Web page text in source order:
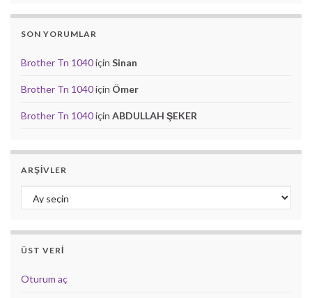
SON YORUMLAR
Brother Tn 1040için Sinan
Brother Tn 1040için Ömer
Brother Tn 1040için ABDULLAH ŞEKER
ARŞIVLER
Arşivler
ÜST VERI
Oturum aç